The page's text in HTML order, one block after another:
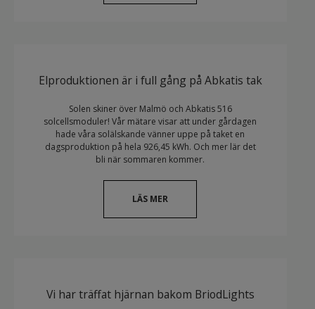
Elproduktionen är i full gång på Abkatis tak
Solen skiner över Malmö och Abkatis 516
solcellsmoduler! Vår mätare visar att under gårdagen
hade våra solälskande vänner uppe på taket en
dagsproduktion på hela 926,45 kWh. Och mer lär det
bli när sommaren kommer.
LÄS MER
Vi har träffat hjärnan bakom BriodLights